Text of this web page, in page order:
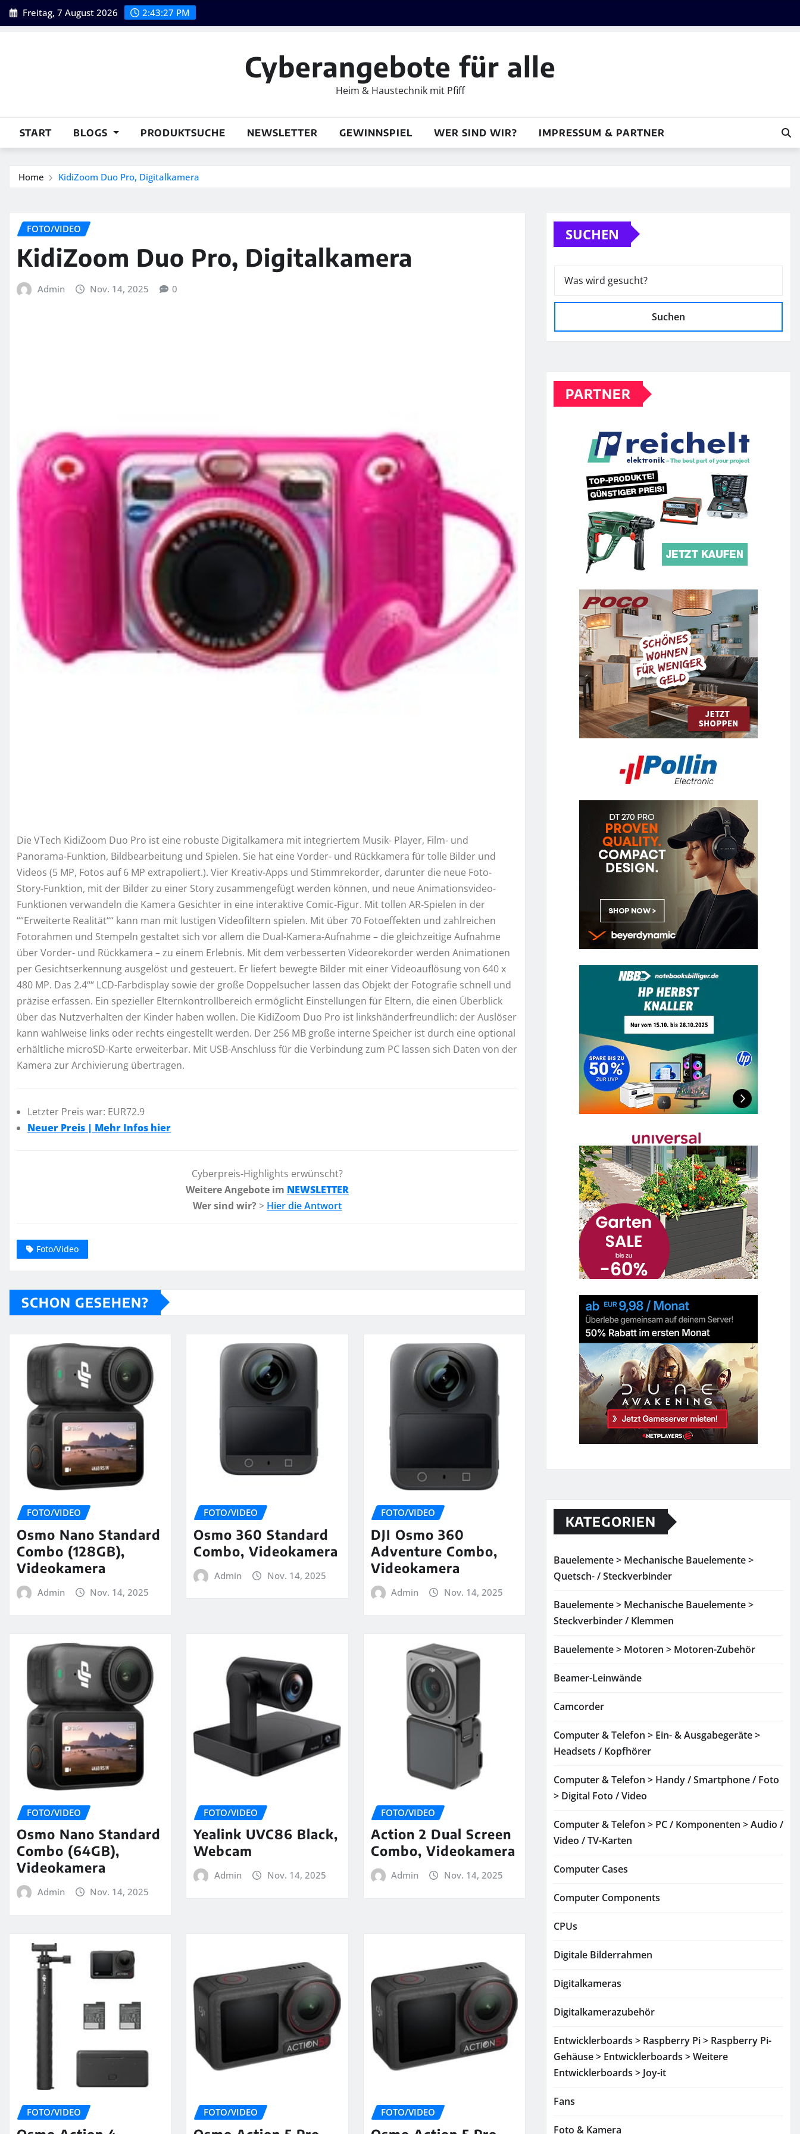
Skip
to
Freitag, 7 August 2026 2:43:29 PM
Cyberangebote für alle
Heim & Haustechnik mit Pfiff
START BLOGS PRODUKTSUCHE NEWSLETTER GEWINNSPIEL WER SIND WIR? IMPRESSUM & PARTNER
Home KidiZoom Duo Pro, Digitalkamera
FOTO/VIDEO
KidiZoom Duo Pro, Digitalkamera
Admin Nov. 14, 2025 0
Die VTech KidiZoom Duo Pro ist eine robuste Digitalkamera mit integriertem Musik- Player, Film- und
Panorama-Funktion, Bildbearbeitung und Spielen. Sie hat eine Vorder- und Rückkamera für tolle Bilder und
Videos (5 MP, Fotos auf 6 MP extrapoliert.). Vier Kreativ-Apps und Stimmrekorder, darunter die neue Foto-
Story-Funktion, mit der Bilder zu einer Story zusammengefügt werden können, und neue Animationsvideo-
Funktionen verwandeln die Kamera Gesichter in eine interaktive Comic-Figur. Mit tollen AR-Spielen in der
““Erweiterte Realität““ kann man mit lustigen Videofiltern spielen. Mit über 70 Fotoeffekten und zahlreichen
Fotorahmen und Stempeln gestaltet sich vor allem die Dual-Kamera-Aufnahme – die gleichzeitige Aufnahme
über Vorder- und Rückkamera – zu einem Erlebnis. Mit dem verbesserten Videorekorder werden Animationen
per Gesichtserkennung ausgelöst und gesteuert. Er liefert bewegte Bilder mit einer Videoauflösung von 640 x
480 MP. Das 2.4““ LCD-Farbdisplay sowie der große Doppelsucher lassen das Objekt der Fotografie schnell und
präzise erfassen. Ein spezieller Elternkontrollbereich ermöglicht Einstellungen für Eltern, die einen Überblick
über das Nutzverhalten der Kinder haben wollen. Die KidiZoom Duo Pro ist linkshänderfreundlich: der Auslöser
kann wahlweise links oder rechts eingestellt werden. Der 256 MB große interne Speicher ist durch eine optional
erhältliche microSD-Karte erweiterbar. Mit USB-Anschluss für die Verbindung zum PC lassen sich Daten von der
Kamera zur Archivierung übertragen.
Letzter Preis war: EUR72.9
Neuer Preis | Mehr Infos hier
Cyberpreis-Highlights erwünscht?
Weitere Angebote im NEWSLETTER
Wer sind wir? > Hier die Antwort
Foto/Video
SCHON GESEHEN?
FOTO/VIDEO
Osmo Nano Standard
Combo (128GB),
Videokamera
Admin Nov. 14, 2025
FOTO/VIDEO
Osmo 360 Standard
Combo, Videokamera
Admin Nov. 14, 2025
FOTO/VIDEO
DJI Osmo 360
Adventure Combo,
Videokamera
Admin Nov. 14, 2025
FOTO/VIDEO
Osmo Nano Standard
Combo (64GB),
Videokamera
Admin Nov. 14, 2025
FOTO/VIDEO
Yealink UVC86 Black,
Webcam
Admin Nov. 14, 2025
FOTO/VIDEO
Action 2 Dual Screen
Combo, Videokamera
Admin Nov. 14, 2025
FOTO/VIDEO FOTO/VIDEO FOTO/VIDEO
SUCHEN
Suchen
PARTNER
KATEGORIEN
Bauelemente > Mechanische Bauelemente >
Quetsch- / Steckverbinder
Bauelemente > Mechanische Bauelemente >
Steckverbinder / Klemmen
Bauelemente > Motoren > Motoren-Zubehör
Beamer-Leinwände
Camcorder
Computer & Telefon > Ein- & Ausgabegeräte >
Headsets / Kopfhörer
Computer & Telefon > Handy / Smartphone / Foto
> Digital Foto / Video
Computer & Telefon > PC / Komponenten > Audio /
Video / TV-Karten
Computer Cases
Computer Components
CPUs
Digitale Bilderrahmen
Digitalkameras
Digitalkamerazubehör
Entwicklerboards > Raspberry Pi > Raspberry Pi-
Gehäuse > Entwicklerboards > Weitere
Entwicklerboards > Joy-it
Fans
Foto & Kamera